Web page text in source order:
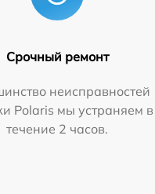
Срочный ремонт
неисправностей
Polaris мы устраняем в
течение 2 часов.